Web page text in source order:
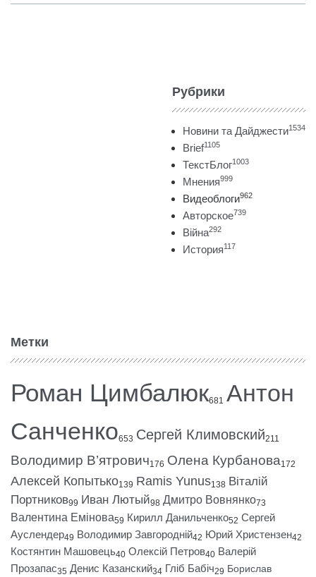
Рубрики
Новини та Дайджести1534
Brief1105
ТекстБлог1003
Мнения999
Видеоблоги962
Авторское739
Війна292
История117
Метки
Роман Цимбалюк681 Антон
Санченко653 Сергей Климовский211
Володимир В’ятрович176 Олена Курбанова172
Алексей Копытько139 Ramis Yunus138 Віталій
Портников99 Иван Лютый98 Дмитро Вовнянко73
Валентина Емінова59 Кирилл Данильченко52 Сергей
Ауслендер49 Володимир Завгородній42 Юрий Христензен42
Костянтин Машовець40 Олексій Петров40 Валерій
Прозапас35 Денис Казанский34 Гліб Бабіч29 Борислав